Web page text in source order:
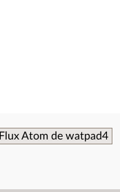
Flux Atom de watpad4